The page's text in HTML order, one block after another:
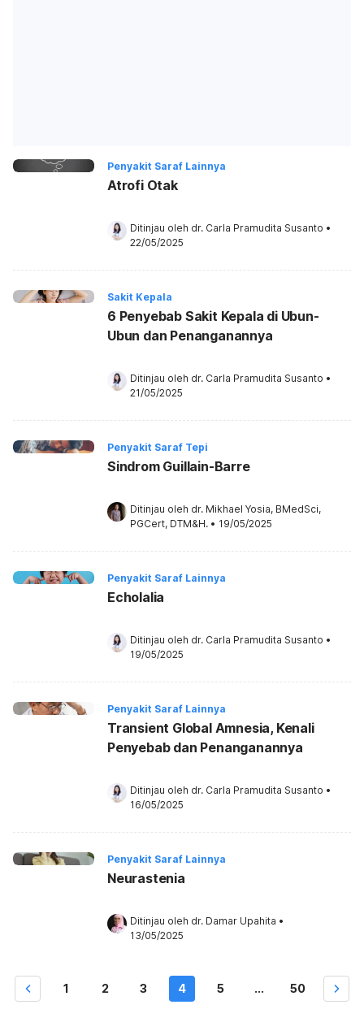
Penyakit Saraf Lainnya
Atrofi Otak
Ditinjau oleh dr. Carla Pramudita Susanto •
22/05/2025
Sakit Kepala
6 Penyebab Sakit Kepala di Ubun-
Ubun dan Penanganannya
Ditinjau oleh dr. Carla Pramudita Susanto •
21/05/2025
Penyakit Saraf Tepi
Sindrom Guillain-Barre
Ditinjau oleh dr. Mikhael Yosia, BMedSci,
PGCert, DTM&H. • 19/05/2025
Penyakit Saraf Lainnya
Echolalia
Ditinjau oleh dr. Carla Pramudita Susanto •
19/05/2025
Penyakit Saraf Lainnya
Transient Global Amnesia, Kenali
Penyebab dan Penanganannya
Ditinjau oleh dr. Carla Pramudita Susanto •
16/05/2025
Penyakit Saraf Lainnya
Neurastenia
Ditinjau oleh dr. Damar Upahita •
13/05/2025
1 2 3 4 5 ... 50